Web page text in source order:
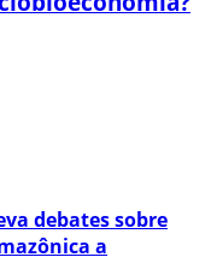
debates sobre
a